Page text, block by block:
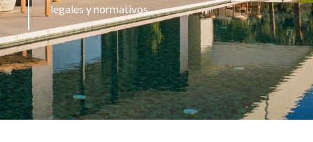
legales y normativos.